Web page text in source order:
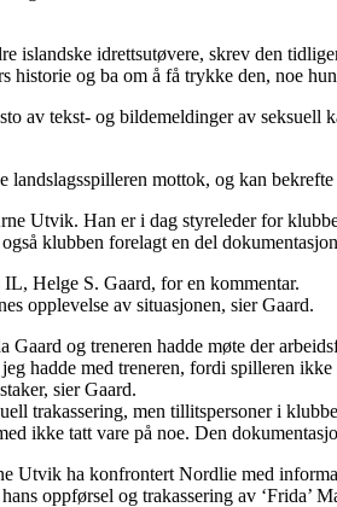
islandske idrettsutøvere, skrev den
og ba om å få trykke den, noe
av tekst- og bildemeldinger av
landslagsspilleren mottok, og kan
Utvik. Han er i dag styreleder for
klubben forelagt en del
Helge S. Gaard, for en kommentar.
opplevelse av situasjonen, sier Gaard.
Gaard og treneren hadde møte der
hadde med treneren, fordi spilleren
sier Gaard.
trakassering, men tillitspersoner i
ikke tatt vare på noe. Den
Utvik ha konfrontert Nordlie med
oppførsel og trakassering av ‘Frida’